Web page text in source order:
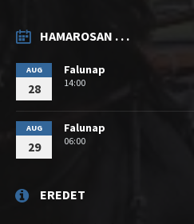
HAMAROSAN . . .
AUG
28
Falunap
14:00
AUG
29
Falunap
06:00
EREDET